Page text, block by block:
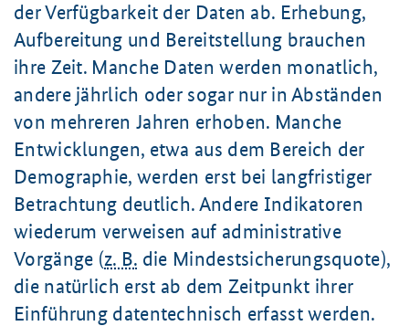
der Verfügbarkeit der Daten ab. Erhebung,
Aufbereitung und Bereitstellung brauchen
ihre Zeit. Manche Daten werden monatlich,
andere jährlich oder sogar nur in Abständen
von mehreren Jahren erhoben. Manche
Entwicklungen, etwa aus dem Bereich der
Demographie, werden erst bei langfristiger
Betrachtung deutlich. Andere Indikatoren
wiederum verweisen auf administrative
Vorgänge (z. B. die Mindestsicherungsquote),
die natürlich erst ab dem Zeitpunkt ihrer
Einführung datentechnisch erfasst werden.